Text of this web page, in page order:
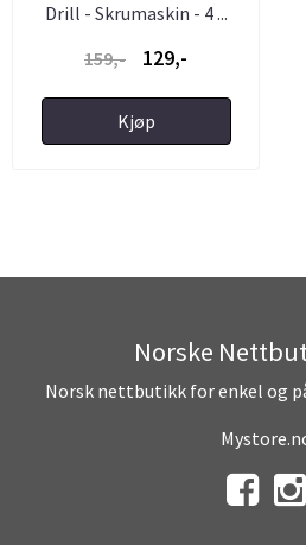
Drill - Skrumaskin - 4 ...
159,-
129,-
Kjøp
Norske
Norsk nettbutikk for enkel og